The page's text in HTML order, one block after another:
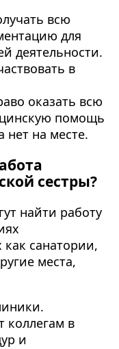
всю
для
деятельности.
в
оказать всю
помощь
нет на месте.
сестры?
найти работу
как санатории,
места,
коллегам в
и